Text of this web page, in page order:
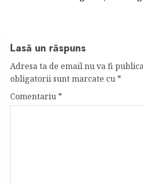
Lasă un răspuns
Adresa ta de email nu va fi
obligatorii sunt marcate cu *
Comentariu *